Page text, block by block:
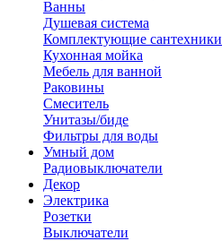
Ванны
Душевая система
Комплектующие сантехники
Кухонная мойка
Мебель для ванной
Раковины
Смеситель
Унитазы/биде
Фильтры для воды
Умный дом
Радиовыключатели
Декор
Электрика
Розетки
Выключатели